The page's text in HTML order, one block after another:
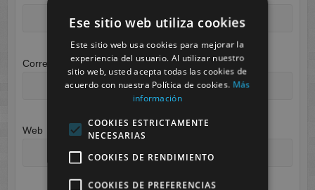
Correo electrónico*
Web
Ese sitio web utiliza cookies
Este sitio web usa cookies para mejorar la
experiencia del usuario. Al utilizar nuestro
sitio web, usted acepta todas las cookies de
acuerdo con nuestra Política de cookies. Más
información
COOKIES ESTRICTAMENTE
NECESARIAS
COOKIES DE RENDIMIENTO
COOKIES DE PREFERENCIAS